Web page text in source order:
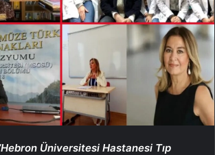
Üniversitesi Hastanesi Tıp